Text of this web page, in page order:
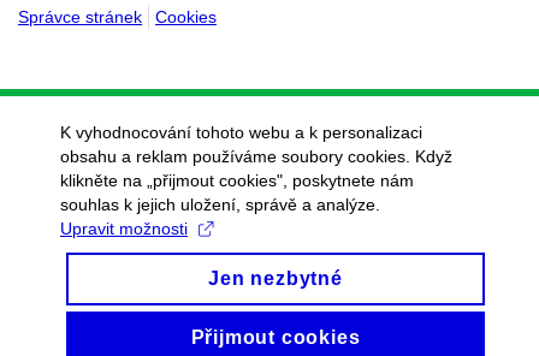
Správce stránek
Cookies
K vyhodnocování tohoto webu a k personalizaci
obsahu a reklam používáme soubory cookies. Když
klikněte na „přijmout cookies", poskytnete nám
souhlas k jejich uložení, správě a analýze.
Upravit možnosti
Jen nezbytné
Přijmout cookies